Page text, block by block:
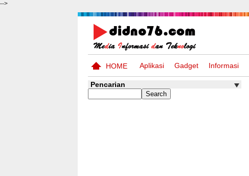
-->
HOME Aplikasi Gadget Informasi
Pencarian